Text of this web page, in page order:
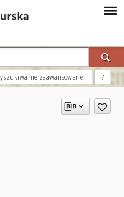
zaawansowane ?